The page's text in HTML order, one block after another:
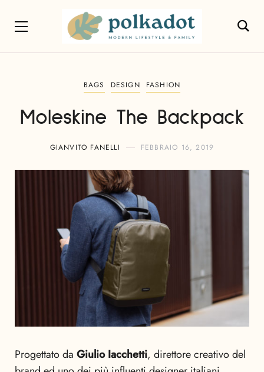
BAGS DESIGN FASHION
Moleskine The Backpack
GIANVITO FANELLI FEBBRAIO 16, 2019
Progettato da Giulio Iacchetti, direttore creativo del